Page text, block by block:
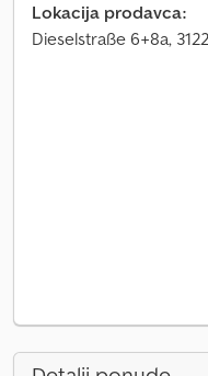
Lokacija prodavca:
Dieselstraße 6+8a,